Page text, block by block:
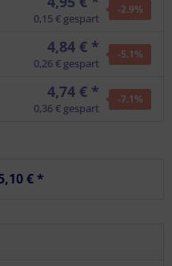
0,15 € gespart
-2.9%
4,84 € *
0,26 € gespart
-5.1%
4,74 € *
0,36 € gespart
-7.1%
€*